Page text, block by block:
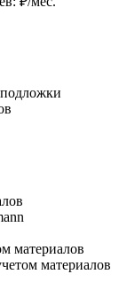
материалов
материалов